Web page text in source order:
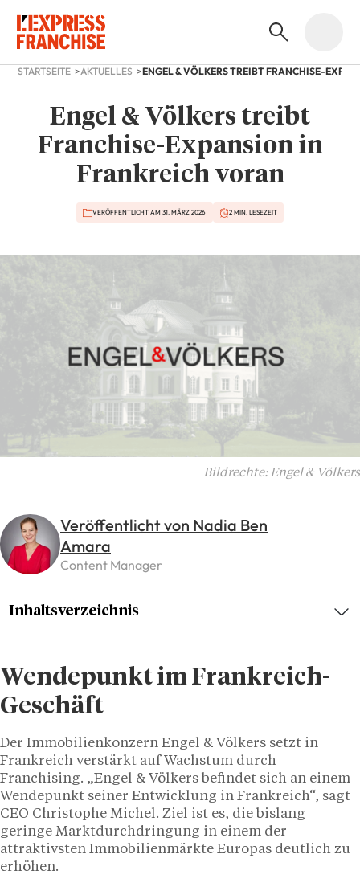
STARTSEITE AKTUELLES
Engel & Völkers treibt
Franchise-Expansion in
Frankreich voran
VERÖFFENTLICHT AM 31. MÄRZ 2026 2 MIN. LESEZEIT
Bildrechte: Engel & Völkers
Veröffentlicht von Nadia Ben
Amara
Content Manager
Wendepunkt im Frankreich-
Geschäft
Der Immobilienkonzern Engel & Völkers setzt in
Frankreich verstärkt auf Wachstum durch
Franchising. „Engel & Völkers befindet sich an einem
Wendepunkt seiner Entwicklung in Frankreich“, sagt
CEO Christophe Michel. Ziel ist es, die bislang
geringe Marktdurchdringung in einem der
attraktivsten Immobilienmärkte Europas deutlich zu
erhöhen.
Inhaltsverzeichnis